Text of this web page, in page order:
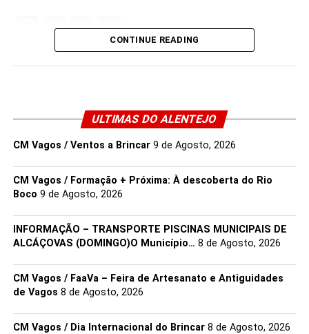
Vicente Capela. Foto: Filipe Cairrão
Facebook
Mastodon
EmailShare
CONTINUE READING
ULTIMAS DO ALENTEJO
CM Vagos / Ventos a Brincar 9 de Agosto, 2026
CM Vagos / Formação + Próxima: À descoberta do Rio
Boco 9 de Agosto, 2026
INFORMAÇÃO – TRANSPORTE PISCINAS MUNICIPAIS DE
ALCÁÇOVAS (DOMINGO)O Município… 8 de Agosto, 2026
CM Vagos / FaaVa – Feira de Artesanato e Antiguidades
de Vagos 8 de Agosto, 2026
CM Vagos / Dia Internacional do Brincar 8 de Agosto, 2026